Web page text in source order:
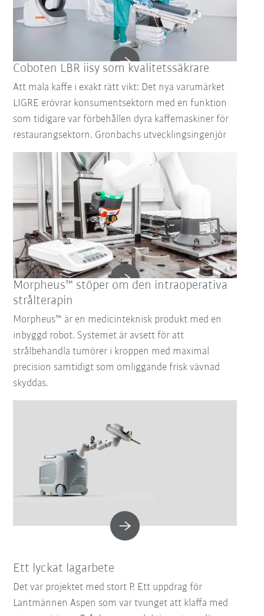
Coboten LBR iisy som kvalitetssäkrare
Att mala kaffe i exakt rätt vikt: Det nya varumärket
LIGRE erövrar konsumentsektorn med en funktion
som tidigare var förbehållen dyra kaffemaskiner för
restaurangsektorn. Gronbachs utvecklingsingenjör
Morpheus™ stöper om den intraoperativa
strålterapin
Morpheus™ är en medicinteknisk produkt med en
inbyggd robot. Systemet är avsett för att
strålbehandla tumörer i kroppen med maximal
precision samtidigt som omliggande frisk vävnad
skyddas.
Ett lyckat lagarbete
Det var projektet med stort P. Ett uppdrag för
Lantmännen Aspen som var tvunget att klaffa med